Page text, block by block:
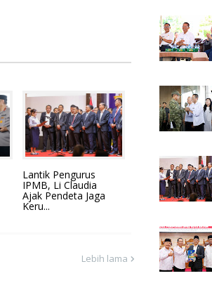
Lantik Pengurus
IPMB, Li Claudia
Ajak Pendeta Jaga
Keru...
Lebih lama